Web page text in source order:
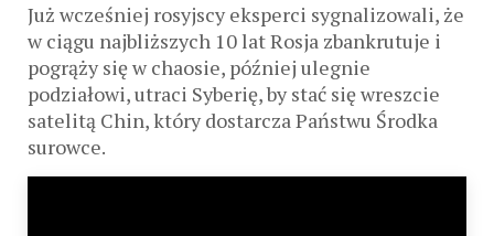
Już wcześniej rosyjscy eksperci sygnalizowali, że
w ciągu najbliższych 10 lat Rosja zbankrutuje i
pogrąży się w chaosie, później ulegnie
podziałowi, utraci Syberię, by stać się wreszcie
satelitą Chin, który dostarcza Państwu Środka
surowce.